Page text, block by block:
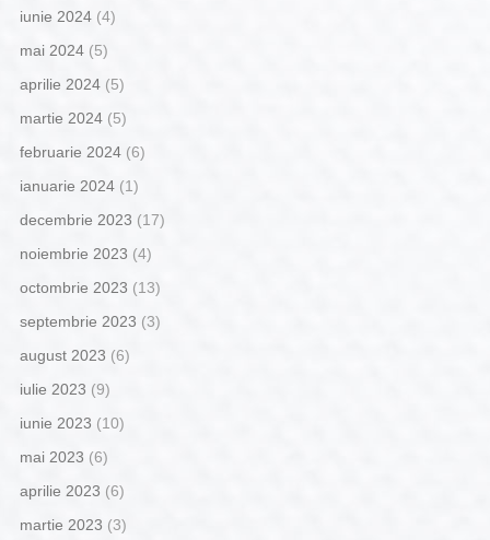
iunie 2024(4)
mai 2024(5)
aprilie 2024(5)
martie 2024(5)
februarie 2024(6)
ianuarie 2024(1)
decembrie 2023 (17)
noiembrie 2023 (4)
octombrie 2023 (13)
septembrie 2023 (3)
august 2023 (6)
iulie 2023 (9)
iunie 2023 (10)
mai 2023 (6)
aprilie 2023 (6)
martie 2023 (3)